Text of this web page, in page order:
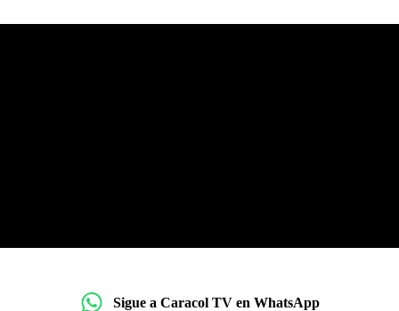
Sigue a Caracol TV en WhatsApp